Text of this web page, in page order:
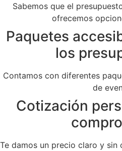
Sabemos que el
ofrecemos
Paquetes
los
Contamos con diferentes
de
Cotización
Te damos un precio claro y